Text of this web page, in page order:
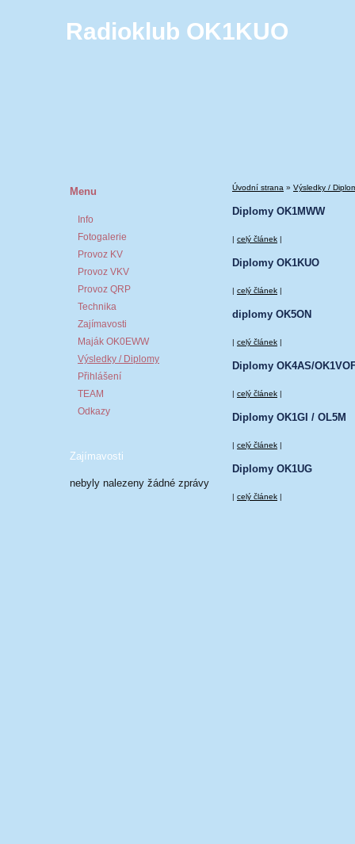
Radioklub OK1KUO
Menu
Info
Fotogalerie
Provoz KV
Provoz VKV
Provoz QRP
Technika
Zajímavosti
Maják OK0EWW
Výsledky / Diplomy
Přihlášení
TEAM
Odkazy
Zajímavosti
nebyly nalezeny žádné zprávy
Úvodní strana » Výsledky /
Diplomy OK1MWW
| celý článek |
Diplomy OK1KUO
| celý článek |
diplomy OK5ON
| celý článek |
Diplomy OK4AS/
| celý článek |
Diplomy OK1GI / OL5M
| celý článek |
Diplomy OK1UG
| celý článek |